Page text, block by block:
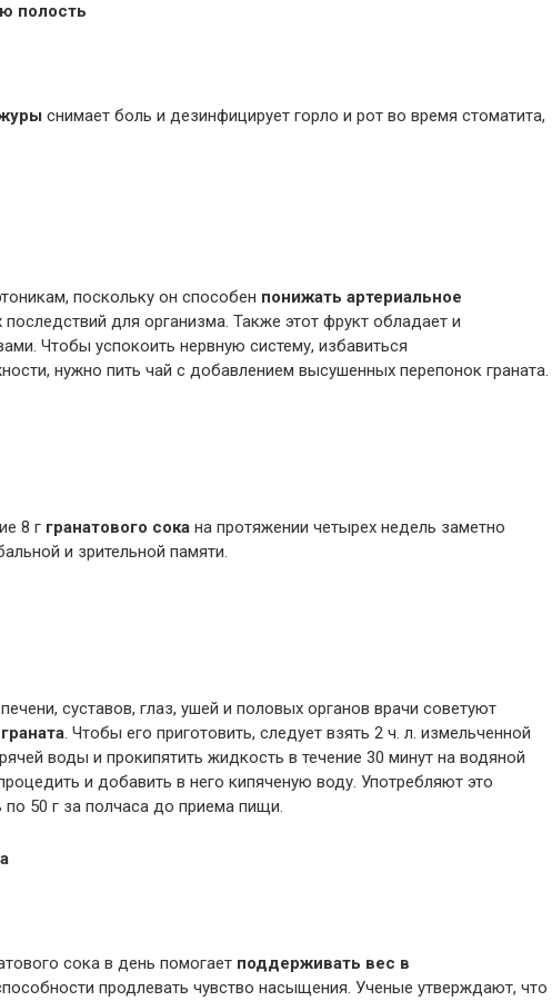
полость
снимает боль и дезинфицирует горло и рот во время стоматита,
поскольку он способен понижать артериальное
последствий для организма. Также этот фрукт обладает и
Чтобы успокоить нервную систему, избавиться
нужно пить чай с добавлением высушенных перепонок граната.
8 г гранатового сока на протяжении четырех недель заметно
и зрительной памяти.
суставов, глаз, ушей и половых органов врачи советуют
. Чтобы его приготовить, следует взять 2 ч. л. измельченной
воды и прокипятить жидкость в течение 30 минут на водяной
и добавить в него кипяченую воду. Употребляют это
50 г за полчаса до приема пищи.
сока в день помогает поддерживать вес в
продлевать чувство насыщения. Ученые утверждают, что